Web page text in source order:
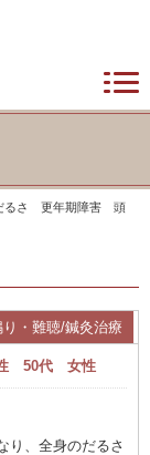
るさ 更年期障害 頭
・難聴/鍼灸治療
50代 女性
り、全身のだるさ